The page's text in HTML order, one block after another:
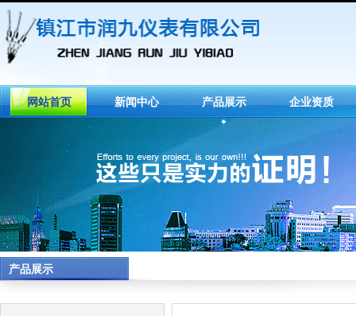
网站首页 新闻中心 产品展示 企业资质
产品展示